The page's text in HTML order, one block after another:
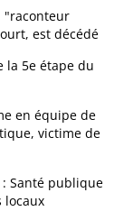
"raconteur
est décédé
la 5e étape du
en équipe de
victime de
Santé publique
locaux